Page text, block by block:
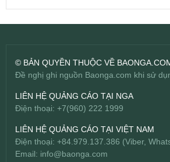
© BẢN QUYỀN THUỘC VỀ
Đề nghị ghi nguồn Baonga.com khi sử
LIÊN HỆ QUẢNG CÁO TẠI NGA
Điện thoại: +7(960) 222 1999
LIÊN HỆ QUẢNG CÁO TẠI VIỆT NAM
Điện thoại: +84.979.137.386 (Viber,
Email: info@baonga.com